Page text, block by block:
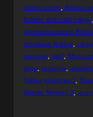
roblox scripts, Roblox
Roblox эксплойт гайды,
Автоматизация в
автофарм Roblox,
мистери, мм2,
коды, скрипты,
Тайна убийства 2,
Murder Mystery 2,